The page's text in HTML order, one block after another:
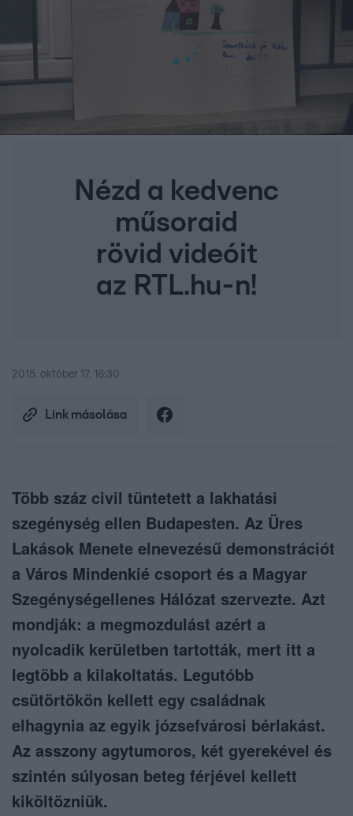
Nézd a kedvenc
műsoraid
rövid videóit
az RTL.hu-n!
2015. október 17. 16:30
Link másolása
Több száz civil tüntetett a lakhatási
szegénység ellen Budapesten. Az Üres
Lakások Menete elnevezésű demonstrációt
a Város Mindenkié csoport és a Magyar
Szegénységellenes Hálózat szervezte. Azt
mondják: a megmozdulást azért a
nyolcadik kerületben tartották, mert itt a
legtöbb a kilakoltatás. Legutóbb
csütörtökön kellett egy családnak
elhagynia az egyik józsefvárosi bérlakást.
Az asszony agytumoros, két gyerekével és
szintén súlyosan beteg férjével kellett
kiköltözniük.